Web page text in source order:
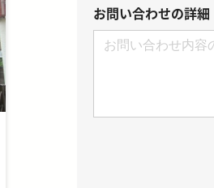
お問い合わせの詳細